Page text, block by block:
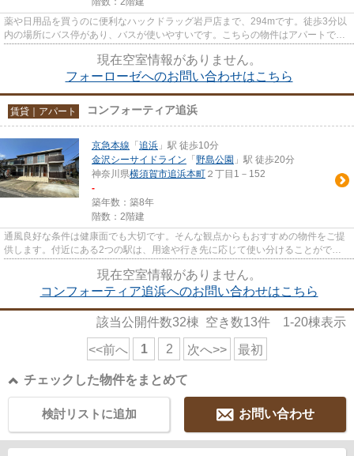
薬や日用品を買うのに便利なハックドラッグ岩戸店まで、294mです。徒歩3分以
内の場所にバス停があり、バスが使いやすいです。こちらの物件はアパートで
現在空室情報がありません。
フォーローゼへのお問い合わせはこちら
賃貸｜アパート コンフォーティア追浜
京急本線 「 追浜 」駅 徒歩10分
金沢シーサイドライン 「 野島公園 」駅 徒歩20分
神奈川県横須賀市追浜本町 ２丁目1－152
-
築年数：築8年
階数：2階建
通風良好な条件は健康面でも大切です。そんな観点からもおすすめの物件をご提
供します。付近にある2つの駅は、用途や行き先に応じて使い分けることができ
現在空室情報がありません。
コンフォーティア追浜へのお問い合わせはこちら
該当公開件数32棟 空き数13件 1-20棟表示
<<前へ 1 2 次へ>> 最初
チェックした物件をまとめて
お問い合わせ
検討リストに追加